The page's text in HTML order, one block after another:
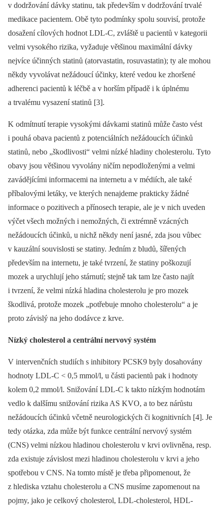
v dodržování dávky statinu, tak především v dodržování trvalé
medikace pacientem. Obě tyto podmínky spolu souvisí, protože
dosažení cílových hodnot LDL-C, zvláště u pacientů v kategorii
velmi vysokého rizika, vyžaduje většinou maximální dávky
nejvíce účinných statinů (atorvastatin, rosuvastatin); ty ale mohou
někdy vyvolávat nežádoucí účinky, které vedou ke zhoršené
adherenci pacientů k léčbě a v horším případě i k úplnému
a trvalému vysazení statinů [3].
K odmítnutí terapie vysokými dávkami statinů může často vést
i pouhá obava pacientů z potenciálních nežádoucích účinků
statinů, nebo „škodlivosti“ velmi nízké hladiny cholesterolu. Tyto
obavy jsou většinou vyvolány ničím nepodloženými a velmi
zavádějícími informacemi na internetu a v médiích, ale také
příbalovými letáky, ve kterých nenajdeme prakticky žádné
informace o pozitivech a přínosech terapie, ale je v nich uveden
výčet všech možných i nemožných, či extrémně vzácných
nežádoucích účinků, u nichž někdy není jasné, zda jsou vůbec
v kauzální souvislosti se statiny. Jedním z bludů, šířených
především na internetu, je také tvrzení, že statiny poškozují
mozek a urychlují jeho stárnutí; stejně tak tam lze často najít
i tvrzení, že velmi nízká hladina cholesterolu je pro mozek
škodlivá, protože mozek „potřebuje mnoho cholesterolu“ a je
proto závislý na jeho dodávce z krve.
Nízký cholesterol a centrální nervový systém
V intervenčních studiích s inhibitory PCSK9 byly dosahovány
hodnoty LDL-C < 0,5 mmol/l, u části pacientů pak i hodnoty
kolem 0,2 mmol/l. Snižování LDL-C k takto nízkým hodnotám
vedlo k dalšímu snižování rizika AS KVO, a to bez nárůstu
nežádoucích účinků včetně neuro­logických či kognitivních [4]. Je
tedy otázka, zda může být funkce centrální nervový systém
(CNS) velmi nízkou hladinou cholesterolu v krvi ovlivněna, resp.
zda existuje závislost mezi hladinou cholesterolu v krvi a jeho
spotřebou v CNS. Na tomto místě je třeba připomenout, že
z hlediska vztahu cholesterolu a CNS musíme zapomenout na
pojmy, jako je celkový cholesterol, LDL-cholesterol, HDL-